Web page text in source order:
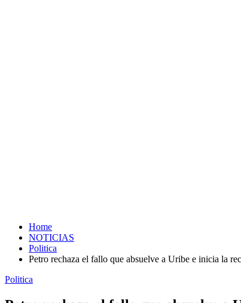
Home
NOTICIAS
Politica
Petro rechaza el fallo que absuelve a Uribe e inicia la
Politica